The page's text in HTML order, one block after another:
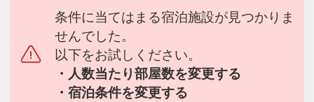
条件に当てはまる宿泊施設が見つかりま
せんでした。
以下をお試しください。
・人数当たり部屋数を変更する
・宿泊条件を変更する